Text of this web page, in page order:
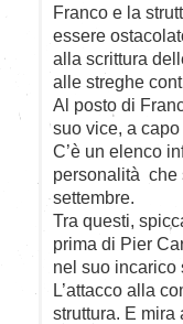
Franco e la
essere
alla scrittura
alle streghe
Al posto di
suo vice, a
C’è un elenco
personalità che
settembre.
Tra questi,
prima di Pier
nel suo incarico
L’attacco alla
struttura. E